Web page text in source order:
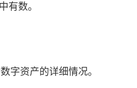
有数。
字资产的详细情况。